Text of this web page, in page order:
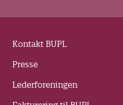
Kontakt BUPL
Presse
Lederforeningen